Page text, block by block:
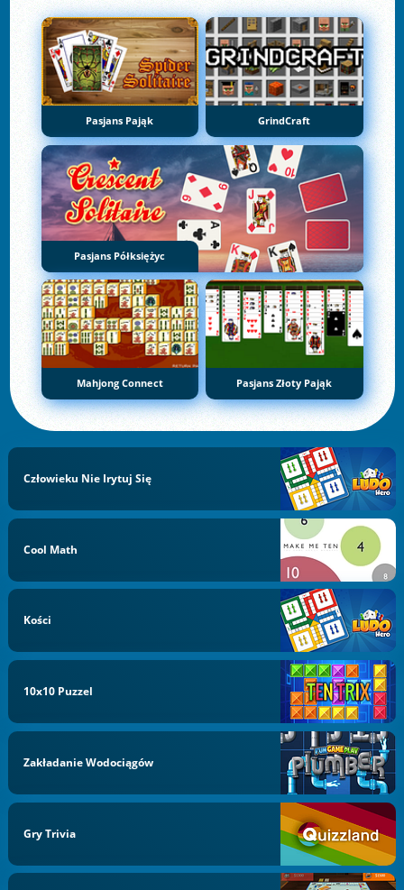
Pasjans Pająk GrindCraft
Pasjans Półksiężyc
Mahjong Connect Pasjans Złoty Pająk
Człowieku Nie Irytuj Się
Cool Math
Kości
10x10 Puzzel
Zakładanie Wodociągów
Gry Trivia